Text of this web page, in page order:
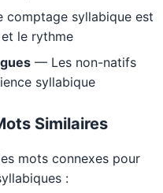
comptage syllabique est
le rythme
— Les non-natifs
syllabique
Similaires
mots connexes pour
: